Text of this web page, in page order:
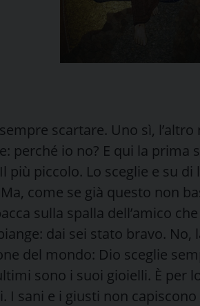
scartare. Uno sì, l’altro
perché io no? E qui la prima
più piccolo. Lo sceglie e su
come se già questo non
sulla spalla dell’amico
dai sei stato bravo. No,
del mondo: Dio sceglie
sono i suoi gioielli. È per
I sani e i giusti non